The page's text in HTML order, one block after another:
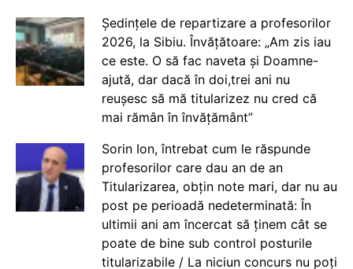
Ședințele de repartizare a profesorilor
2026, la Sibiu. Învățătoare: „Am zis iau
ce este. O să fac naveta și Doamne-
ajută, dar dacă în doi,trei ani nu
reușesc să mă titularizez nu cred că
mai rămân în învățământ”
Sorin Ion, întrebat cum le răspunde
profesorilor care dau an de an
Titularizarea, obțin note mari, dar nu au
post pe perioadă nedeterminată: În
ultimii ani am încercat să ținem cât se
poate de bine sub control posturile
titularizabile / La niciun concurs nu poți